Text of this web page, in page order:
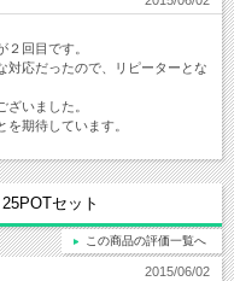
２回目です。
対応だったので、リピーターとな
いました。
期待しています。
セット
この商品の評価一覧へ
2015/06/02